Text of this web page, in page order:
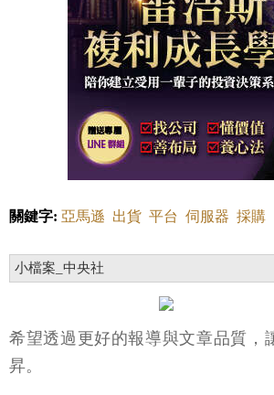
關鍵字: 亞馬遜 出貨 平台 伺服器 採購
小檔案_中央社
希望透過更好的報導與文章品質，
昇。